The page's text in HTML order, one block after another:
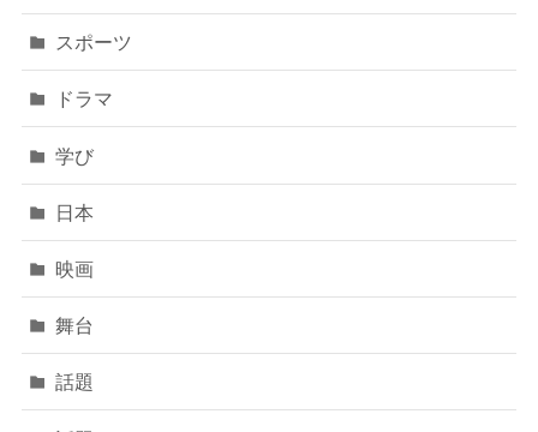
スポーツ
ドラマ
学び
日本
映画
舞台
話題